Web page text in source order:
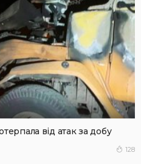
від атак за добу
128